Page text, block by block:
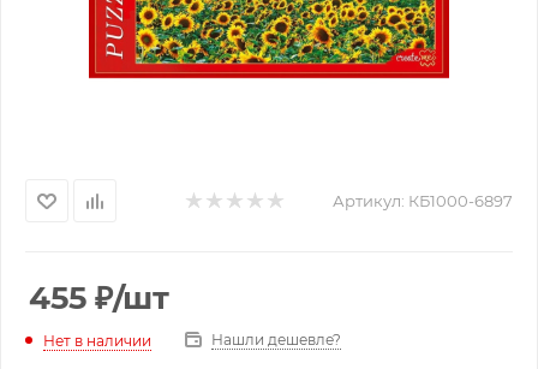
Артикул: КБ1000-6897
455 ₽/шт
Нет в наличии Нашли дешевле?